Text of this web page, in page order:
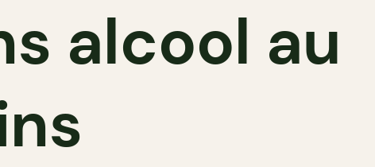
alcool au